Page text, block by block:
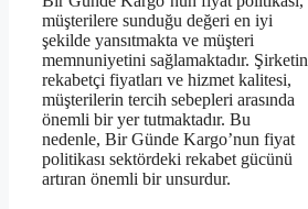
müşterilere sunduğu değeri en iyi
şekilde yansıtmakta ve müşteri
memnuniyetini sağlamaktadır. Şirketin
rekabetçi fiyatları ve hizmet kalitesi,
müşterilerin tercih sebepleri arasında
önemli bir yer tutmaktadır. Bu
nedenle, Bir Günde Kargo’nun fiyat
politikası sektördeki rekabet gücünü
artıran önemli bir unsurdur.